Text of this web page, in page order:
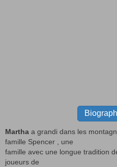
Martha a grandi dans les
famille Spencer , une
famille avec une longue tradition de
joueurs de